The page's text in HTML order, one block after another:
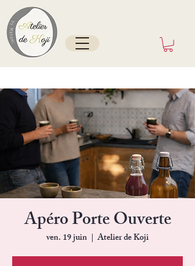
Apéro Porte Ouverte
ven. 19 juin
  |
Atelier de Koji